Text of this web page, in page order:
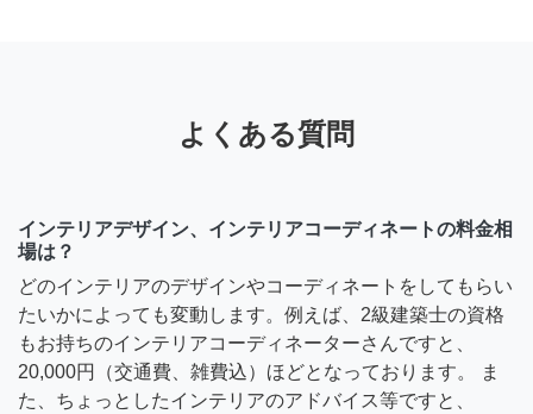
よくある質問
インテリアデザイン、インテリアコーディネートの料金相
場は？
どのインテリアのデザインやコーディネートをしてもらい
たいかによっても変動します。例えば、2級建築士の資格
もお持ちのインテリアコーディネーターさんですと、
20,000円（交通費、雑費込）ほどとなっております。 ま
た、ちょっとしたインテリアのアドバイス等ですと、